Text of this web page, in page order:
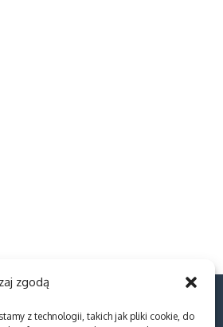
zgodą
z technologii, takich jak pliki cookie, do